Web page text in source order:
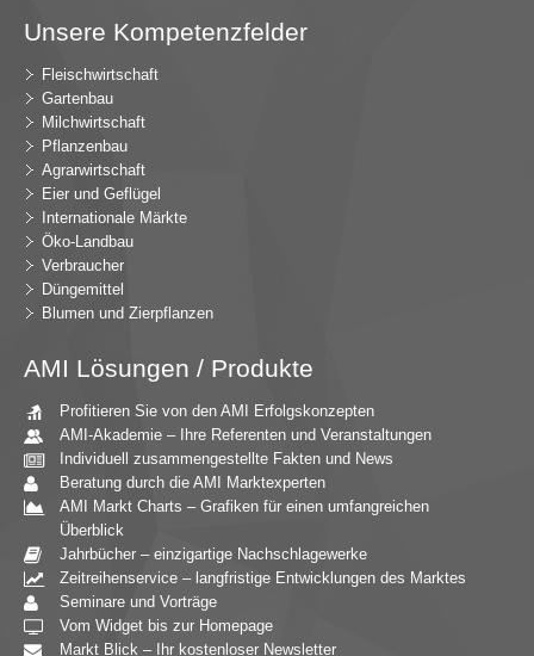
Unsere Kompetenzfelder
Fleischwirtschaft
Gartenbau
Milchwirtschaft
Pflanzenbau
Agrarwirtschaft
Eier und Geflügel
Internationale Märkte
Öko-Landbau
Verbraucher
Düngemittel
Blumen und Zierpflanzen
AMI Lösungen / Produkte
Profitieren Sie von den AMI Erfolgskonzepten
AMI-Akademie – Ihre Referenten und Veranstaltungen
Individuell zusammengestellte Fakten und News
Beratung durch die AMI Marktexperten
AMI Markt Charts – Grafiken für einen umfangreichen
Überblick
Jahrbücher – einzigartige Nachschlagewerke
Zeitreihenservice – langfristige Entwicklungen des Marktes
Seminare und Vorträge
Vom Widget bis zur Homepage
Markt Blick – Ihr kostenloser Newsletter